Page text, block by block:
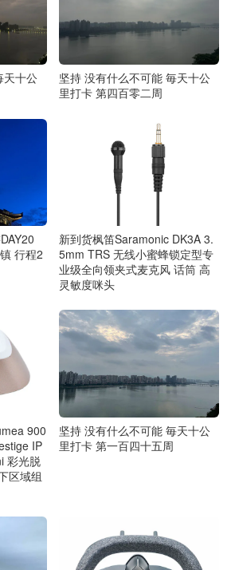
天十公
坚持 没有什么不可能 毎天十公
里打卡 第四百零二周
行程2
新到货枫笛Saramonic DK3A 3.
5mm TRS 无线小蜜蜂锁定型专
业级全向领夹式麦克风 话筒 高
灵敏度咪头
900
IP
彩光脱
区域组
坚持 没有什么不可能 毎天十公
里打卡 第一百四十五周